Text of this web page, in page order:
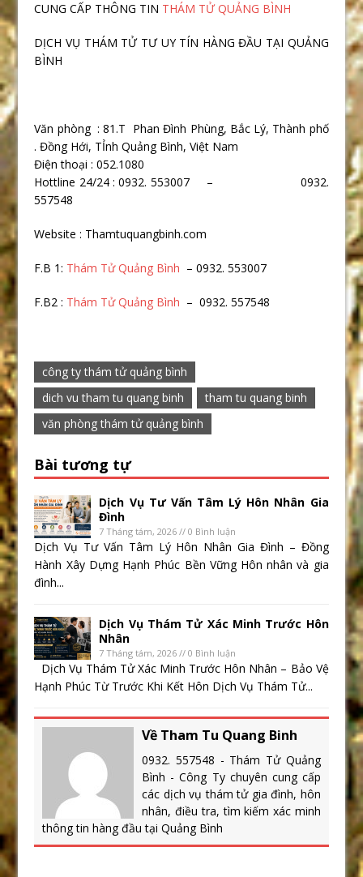
CUNG CẤP THÔNG TIN THÁM TỬ QUẢNG BÌNH
DỊCH VỤ THÁM TỬ TƯ UY TÍN HÀNG ĐẦU TẠI QUẢNG
BÌNH
Văn phòng : 81.T Phan Đình Phùng, Bắc Lý, Thành phố
. Đồng Hới, TỈnh Quảng Bình, Việt Nam
Điện thoại : 052.1080
Hottline 24/24 : 0932. 553007 – 0932.
557548
Website : Thamtuquangbinh.com
F.B 1: Thám Tử Quảng Bình – 0932. 553007
F.B2 : Thám Tử Quảng Bình – 0932. 557548
công ty thám tử quảng bình
dich vu tham tu quang binh
tham tu quang binh
văn phòng thám tử quảng bình
Bài tương tự
Dịch Vụ Tư Vấn Tâm Lý Hôn Nhân Gia
Đình
7 Tháng tám, 2026 // 0 Bình luận
Dịch Vụ Tư Vấn Tâm Lý Hôn Nhân Gia Đình – Đồng
Hành Xây Dựng Hạnh Phúc Bền Vững Hôn nhân và gia
đình...
Dịch Vụ Thám Tử Xác Minh Trước Hôn
Nhân
7 Tháng tám, 2026 // 0 Bình luận
Dịch Vụ Thám Tử Xác Minh Trước Hôn Nhân – Bảo Vệ
Hạnh Phúc Từ Trước Khi Kết Hôn Dịch Vụ Thám Tử...
Về Tham Tu Quang Binh
0932. 557548 - Thám Tử Quảng
Bình - Công Ty chuyên cung cấp
các dịch vụ thám tử gia đình, hôn
nhân, điều tra, tìm kiếm xác minh
thông tin hàng đầu tại Quảng Bình